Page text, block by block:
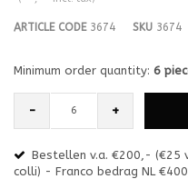
ARTICLE CODE3674 SKU 3674
Minimum order quantity: 6
- +
Bestellen v.a. €200,-
colli) - Franco bedrag NL